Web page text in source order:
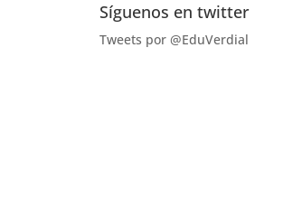
Síguenos en twitter
Tweets por @EduVerdial